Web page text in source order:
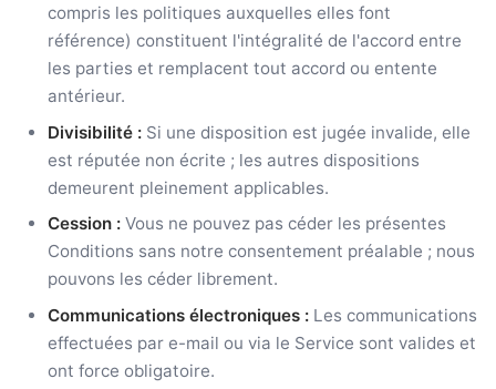
compris les politiques auxquelles elles font
référence) constituent l'intégralité de l'accord entre
les parties et remplacent tout accord ou entente
antérieur.
Divisibilité : Si une disposition est jugée invalide, elle
est réputée non écrite ; les autres dispositions
demeurent pleinement applicables.
Cession : Vous ne pouvez pas céder les présentes
Conditions sans notre consentement préalable ; nous
pouvons les céder librement.
Communications électroniques : Les communications
effectuées par e-mail ou via le Service sont valides et
ont force obligatoire.